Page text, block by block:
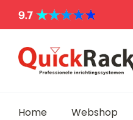
to
content
Home Webshop